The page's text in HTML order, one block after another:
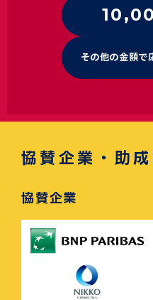
その他の金額で
協賛企業・助
協賛企業